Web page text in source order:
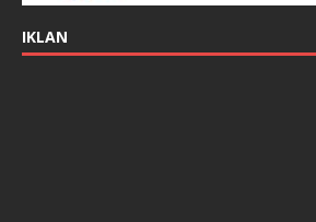
IKLAN